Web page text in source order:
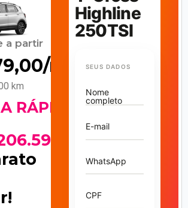
/mês
km
RÁPIDA
Highline
250TSI
SEUS DADOS
Nome
completo
E-mail
WhatsApp
CPF